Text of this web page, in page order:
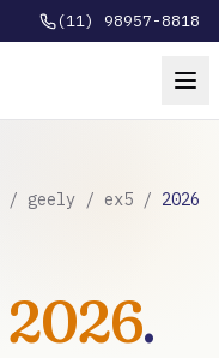
(11) 98957-8818
/ geely / ex5 / 2026
2026.